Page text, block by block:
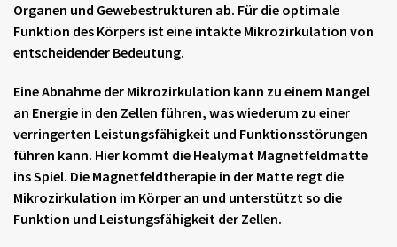
Organen und Gewebestrukturen ab. Für die optimale
Funktion des Körpers ist eine intakte Mikrozirkulation von
entscheidender Bedeutung.
Eine Abnahme der Mikrozirkulation kann zu einem Mangel
an Energie in den Zellen führen, was wiederum zu einer
verringerten Leistungsfähigkeit und Funktionsstörungen
führen kann. Hier kommt die Healymat Magnetfeldmatte
ins Spiel. Die Magnetfeldtherapie in der Matte regt die
Mikrozirkulation im Körper an und unterstützt so die
Funktion und Leistungsfähigkeit der Zellen.